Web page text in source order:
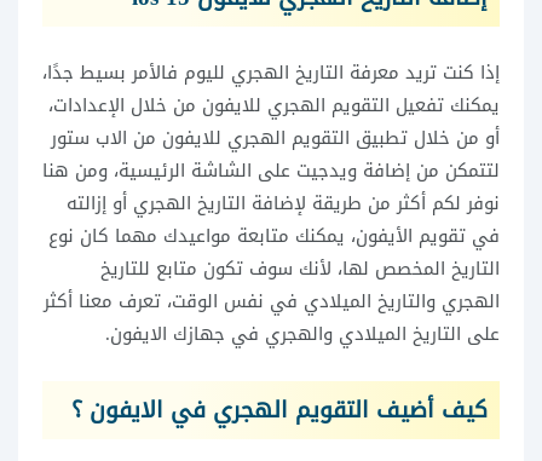
إذا كنت تريد معرفة التاريخ الهجري لليوم فالأمر بسيط جدًا،
يمكنك تفعيل التقويم الهجري للايفون من خلال الإعدادات،
أو من خلال تطبيق التقويم الهجري للايفون من الاب ستور
لتتمكن من إضافة ويدجيت على الشاشة الرئيسية، ومن هنا
نوفر لكم أكثر من طريقة لإضافة التاريخ الهجري أو إزالته
في تقويم الأيفون، يمكنك متابعة مواعيدك مهما كان نوع
التاريخ المخصص لها، لأنك سوف تكون متابع للتاريخ
الهجري والتاريخ الميلادي في نفس الوقت، تعرف معنا أكثر
على التاريخ الميلادي والهجري في جهازك الايفون.
كيف أضيف التقويم الهجري في الايفون ؟